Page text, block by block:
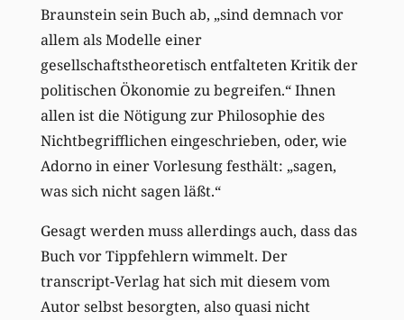
Braunstein sein Buch ab, „sind demnach vor
allem als Modelle einer
gesellschaftstheoretisch entfalteten Kritik der
politischen Ökonomie zu begreifen.“ Ihnen
allen ist die Nötigung zur Philosophie des
Nichtbegrifflichen eingeschrieben, oder, wie
Adorno in einer Vorlesung festhält: „sagen,
was sich nicht sagen läßt.“
Gesagt werden muss allerdings auch, dass das
Buch vor Tippfehlern wimmelt. Der
transcript-Verlag hat sich mit diesem vom
Autor selbst besorgten, also quasi nicht